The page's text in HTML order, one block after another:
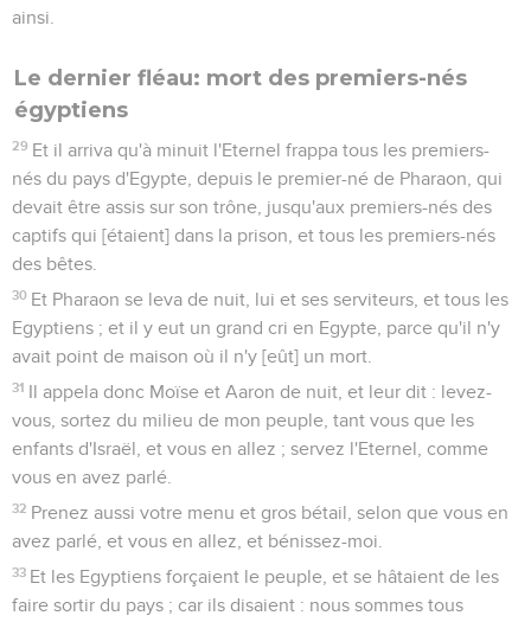
ainsi.
Le dernier fléau: mort des premiers-nés
égyptiens
29 Et il arriva qu'à minuit l'Eternel frappa tous les premiers-
nés du pays d'Egypte, depuis le premier-né de Pharaon, qui
devait être assis sur son trône, jusqu'aux premiers-nés des
captifs qui [étaient] dans la prison, et tous les premiers-nés
des bêtes.
30 Et Pharaon se leva de nuit, lui et ses serviteurs, et tous les
Egyptiens ; et il y eut un grand cri en Egypte, parce qu'il n'y
avait point de maison où il n'y [eût] un mort.
31 Il appela donc Moïse et Aaron de nuit, et leur dit : levez-
vous, sortez du milieu de mon peuple, tant vous que les
enfants d'Israël, et vous en allez ; servez l'Eternel, comme
vous en avez parlé.
32 Prenez aussi votre menu et gros bétail, selon que vous en
avez parlé, et vous en allez, et bénissez-moi.
33 Et les Egyptiens forçaient le peuple, et se hâtaient de les
faire sortir du pays ; car ils disaient : nous sommes tous